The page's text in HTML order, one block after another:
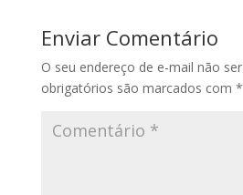
Enviar Comentário
O seu endereço de e-mail não
obrigatórios são marcados com *